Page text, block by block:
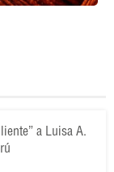
a Luisa A.